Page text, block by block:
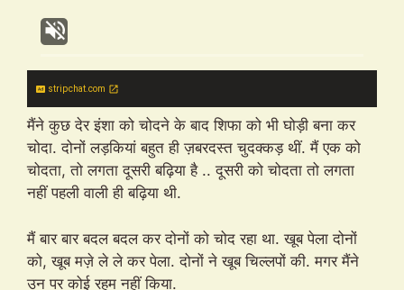
stripchat.com
मैंने कुछ देर इंशा को चोदने के बाद शिफा को भी घोड़ी बना कर
चोदा. दोनों लड़कियां बहुत ही ज़बरदस्त चुदक्कड़ थीं. मैं एक को
चोदता, तो लगता दूसरी बढ़िया है .. दूसरी को चोदता तो लगता
नहीं पहली वाली ही बढ़िया थी.
मैं बार बार बदल बदल कर दोनों को चोद रहा था. खूब पेला दोनों
को, खूब मज़े ले ले कर पेला. दोनों ने खूब चिल्लपों की. मगर मैंने
उन पर कोई रहम नहीं किया.